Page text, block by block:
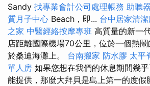
Sandy 找專業會計公司處理帳務 助聽器
質月子中心 Beach，即... 台中居家清
之家 中醫經絡按摩專班 高質量的新一
店距離國際機場70公里，位於一個熱
於桑迪海灘上。 台南搬家 防水膠 太平
單人房 如果您想在我們的休息期間幾
能提供，那麼大拜貝是島上第一的度假